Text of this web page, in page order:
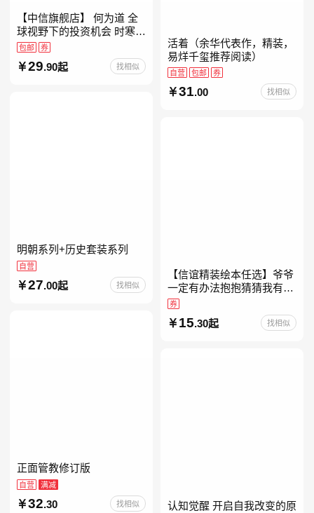
【中信旗舰店】 何为道 全
球视野下的投资机会 时寒冰
大道 段永平投资问答录穷查
理宝典 红利指数基金指南芒
格之道 纳瓦尔
包邮 券
29.90起 找相似
活着（余华代表作，精装，
易烊千玺推荐阅读）
自营 包邮 券
31 .00 找相似
明朝系列+历史套装系列
自营
27.00起 找相似
【信谊精装绘本任选】爷爷
一定有办法抱抱猜猜我有多
爱你妈妈买绿豆我的情绪小
怪兽青蛙和蟾蜍好饿的毛毛
虫儿童故事书阅读精装绘本
券
15.30起 找相似
正面管教修订版
自营 满减
32.30 找相似
认知觉醒 开启自我改变的原